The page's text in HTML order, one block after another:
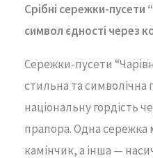
Срібні сережки-пусети “
символ єдності через
Сережки-пусети “
стильна тасимволічна
національнугордість
прапора.Однасережка
камінчик,а інша —